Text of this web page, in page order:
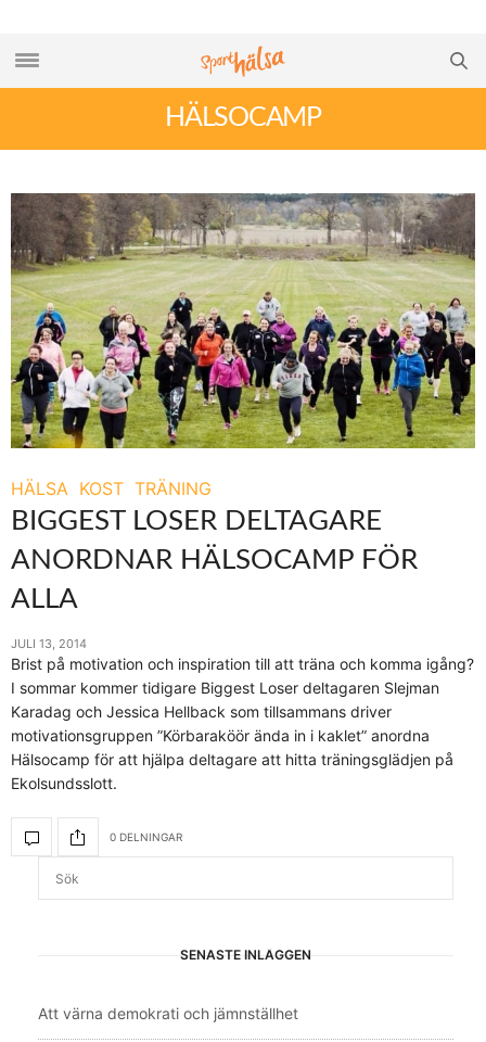
HÄLSOCAMP
HÄLSA KOST TRÄNING
BIGGEST LOSER DELTAGARE
ANORDNAR HÄLSOCAMP FÖR
ALLA
JULI 13, 2014
Brist på motivation och inspiration till att träna och komma igång?
I sommar kommer tidigare Biggest Loser deltagaren Slejman
Karadag och Jessica Hellback som tillsammans driver
motivationsgruppen ”Körbaraköör ända in i kaklet” anordna
Hälsocamp för att hjälpa deltagare att hitta träningsglädjen på
Ekolsundsslott.
0 DELNINGAR
SENASTE INLÄGGEN
Att värna demokrati och jämnställhet